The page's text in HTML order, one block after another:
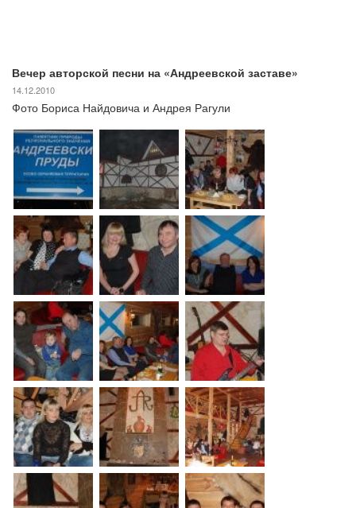
Вечер авторской песни на «Андреевской заставе»
14.12.2010
Фото Бориса Найдовича и Андрея Рагули